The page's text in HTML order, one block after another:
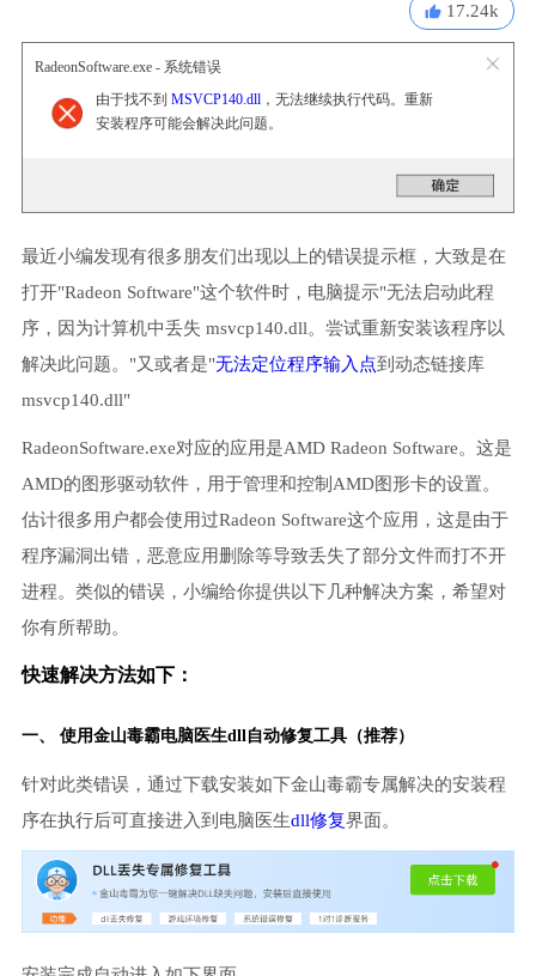
17.24k
RadeonSoftware.exe - 系统错误
由于找不到 MSVCP140.dll，无法继续执行代码。重新
安装程序可能会解决此问题。
最近小编发现有很多朋友们出现以上的错误提示框，大致是在
打开"Radeon Software"这个软件时，电脑提示"无法启动此程
序，因为计算机中丢失 msvcp140.dll。尝试重新安装该程序以
解决此问题。"又或者是"无法定位程序输入点到动态链接库
msvcp140.dll"
RadeonSoftware.exe对应的应用是AMD Radeon Software。这是
AMD的图形驱动软件，用于管理和控制AMD图形卡的设置。
估计很多用户都会使用过Radeon Software这个应用，这是由于
程序漏洞出错，恶意应用删除等导致丢失了部分文件而打不开
进程。类似的错误，小编给你提供以下几种解决方案，希望对
你有所帮助。
快速解决方法如下：
一、 使用金山毒霸电脑医生dll自动修复工具（推荐）
针对此类错误，通过下载安装如下金山毒霸专属解决的安装程
序在执行后可直接进入到电脑医生dll修复界面。